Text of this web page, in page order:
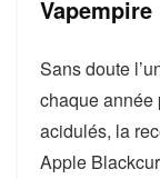
Vapempire
Sans doute
chaque année
acidulés, la
Apple